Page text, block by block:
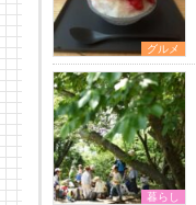
グルメ
暮らし